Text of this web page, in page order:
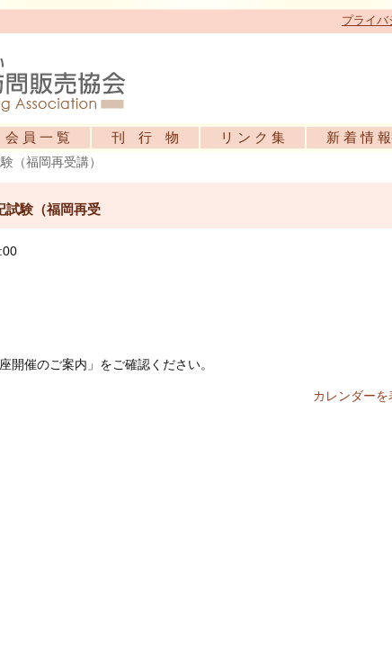
プライバ
会 員 一 覧 刊 行 物 リ ン ク 集 新 着 情 報
（福岡再受講）
試験（福岡再受
催のご案内」をご確認ください。
カレンダーを